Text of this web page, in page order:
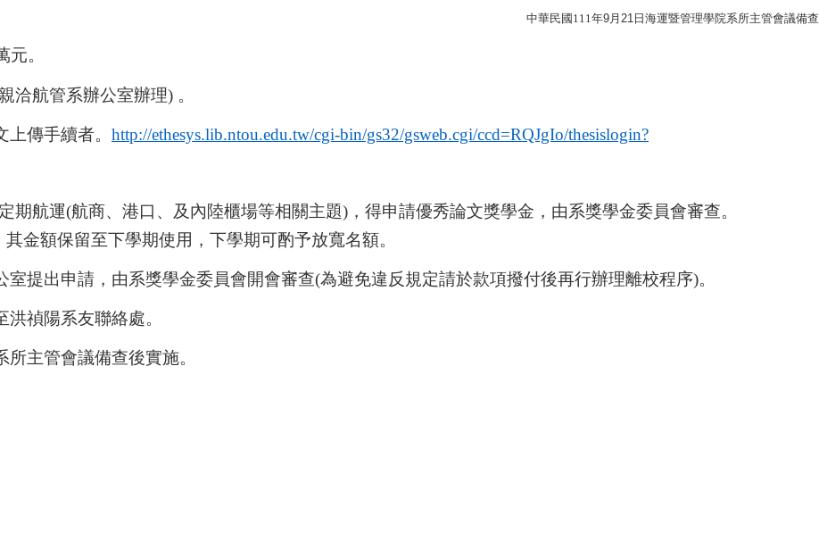
中華民國111年9月 21 日海運暨管理學院系所主管會議備查
。
洽航管系辦公室辦理) 。
傳手續者。 http://ethesys.lib.ntou.edu.tw/cgi-bin/gs32/gsweb.cgi/ccd=RQJgIo/thesislogin?
期航運(航商、港口、及內陸櫃場等相關主題) ，得申請優秀論文獎學金，由系獎學金委員會審查。
金額保留至下學期使用，下學期可酌予放寬名額。
提出申請，由系獎學金委員會開會審查(為避免違反規定請於款項撥付後再行辦理離校程序)。
禎陽系友聯絡處。
主管會議備查後實施。